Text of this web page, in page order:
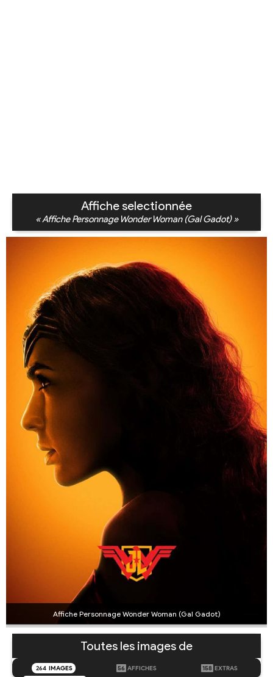
Affiche selectionnée
« Affiche Personnage Wonder Woman (Gal Gadot) »
Affiche Personnage Wonder Woman (Gal Gadot)
Toutes les images de
264 IMAGES 56 AFFICHES 158 EXTRAS